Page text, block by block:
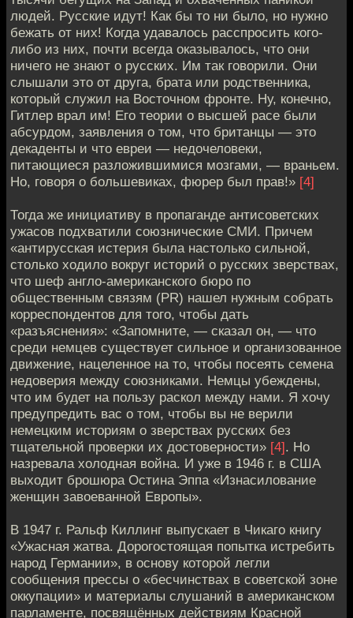
людей. Русские идут! Как бы то ни было, но нужно
бежать от них! Когда удавалось расспросить кого-
либо из них, почти всегда оказывалось, что они
ничего не знают о русских. Им так говорили. Они
слышали это от друга, брата или родственника,
который служил на Восточном фронте. Ну, конечно,
Гитлер врал им! Его теории о высшей расе были
абсурдом, заявления о том, что британцы — это
декаденты и что евреи — недочеловеки,
питающиеся разложившимися мозгами, — враньем.
Но, говоря о большевиках, фюрер был прав!» [4]
Тогда же инициативу в пропаганде антисоветских
ужасов подхватили союзнические СМИ. Причем
«антирусская истерия была настолько сильной,
столько ходило вокруг историй о русских зверствах,
что шеф англо-американского бюро по
общественным связям (PR) нашел нужным собрать
корреспондентов для того, чтобы дать
«разъяснения»: «Запомните, — сказал он, — что
среди немцев существует сильное и организованное
движение, нацеленное на то, чтобы посеять семена
недоверия между союзниками. Немцы убеждены,
что им будет на пользу раскол между нами. Я хочу
предупредить вас о том, чтобы вы не верили
немецким историям о зверствах русских без
тщательной проверки их достоверности» [4]. Но
назревала холодная война. И уже в 1946 г. в США
выходит брошюра Остина Эппа «Изнасилование
женщин завоеванной Европы».
В 1947 г. Ральф Киллинг выпускает в Чикаго книгу
«Ужасная жатва. Дорогостоящая попытка истребить
народ Германии», в основу которой легли
сообщения прессы о «бесчинствах в советской зоне
оккупации» и материалы слушаний в американском
парламенте, посвящённых действиям Красной